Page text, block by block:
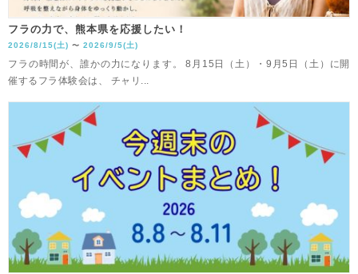
フラの力で、熊本県を応援したい！
2026/8/15(土) 〜 2026/9/5(土)
フラの時間が、誰かの力になります。 8月15日（土）・9月5日（土）に開
催するフラ体験会は、 チャリ...